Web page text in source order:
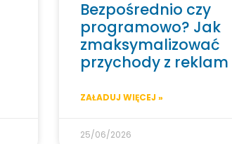
Bezpośrednio czy
programowo? Jak
zmaksymalizować
przychody z reklam
ZAŁADUJ WIĘCEJ »
25/06/2026